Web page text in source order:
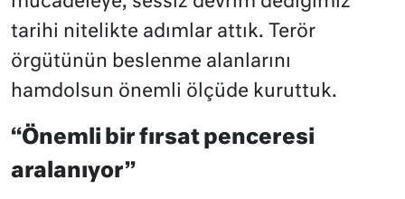
tarihi nitelikte adımlar attık. Terör
örgütünün beslenme alanlarını
hamdolsun önemli ölçüde kuruttuk.
“Önemli bir fırsat penceresi
aralanıyor”